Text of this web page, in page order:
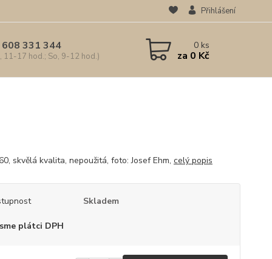
Přihlášení
331 344
11-17 hod.; So, 9-12 hod.)
0ks
za 0 Kč
skvělá kvalita, nepoužitá, foto: Josef Ehm, celý popis
Skladem
plátci DPH